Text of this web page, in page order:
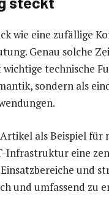
wie eine zufällige
Genau solche
technische
sondern als
als Beispiel für
Infrastruktur eine
und
und umfassend zu